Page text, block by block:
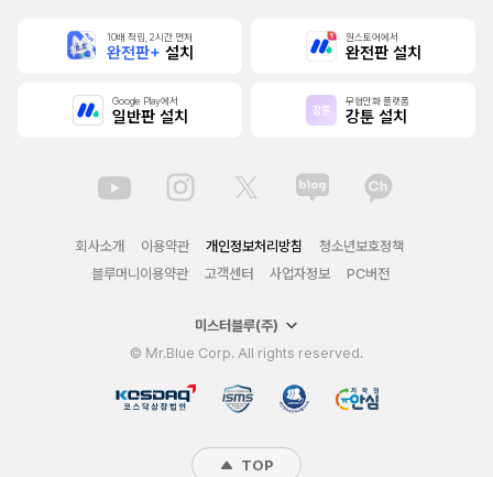
10배 적립, 2시간 먼저
완전판+ 설치
원스토어에서
완전판 설치
Google Play에서
일반판 설치
무협만화 플랫폼
강툰 설치
회사소개 이용약관 개인정보처리방침
청소년보호정책
블루머니이용약관
고객센터 사업자정보 PC버전
미스터블루(주)
© Mr.Blue Corp. All rights reserved.
TOP